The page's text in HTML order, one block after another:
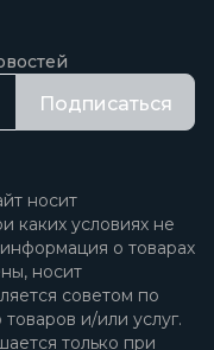
Подписаться
носит
каких условиях не
о товарах
носит
советом по
и/или услуг.
только при